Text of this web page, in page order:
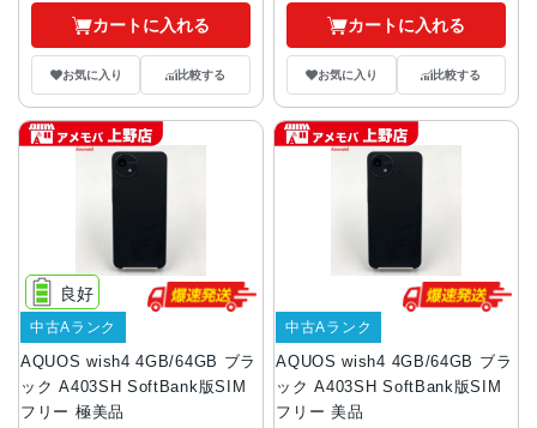
カートに入れる
お気に入り 比較する
カートに入れる
お気に入り 比較する
AQUOS wish4 4GB/64GB ブラ
ック A403SH SoftBank版SIM
フリー 極美品
良好
中古Aランク
AQUOS wish4 4GB/64GB ブラ
ック A403SH SoftBank版SIM
フリー 美品
中古Aランク